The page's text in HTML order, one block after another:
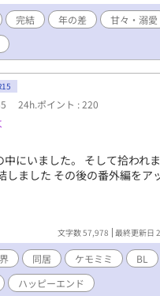
完結 年の差 甘々・溺愛
24h.ポイント : 220
にいました。 そして拾われ
ました その後の番外編をア
文字数 57,978 最終更新日
同居 ケモミミ BL
ハッピーエンド